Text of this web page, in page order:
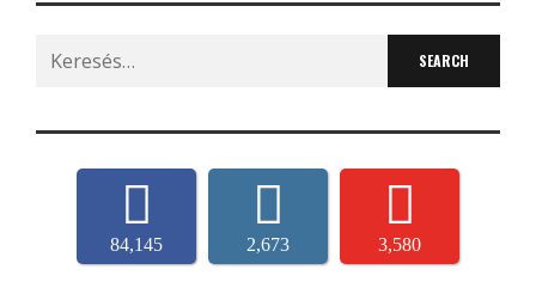
Search
for:
84,145 2,673 3,580